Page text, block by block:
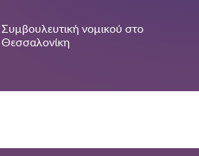
Συμβουλευτική νομικού στο
Θεσσαλονίκη